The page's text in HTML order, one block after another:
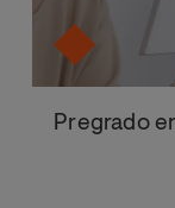
Pregrado